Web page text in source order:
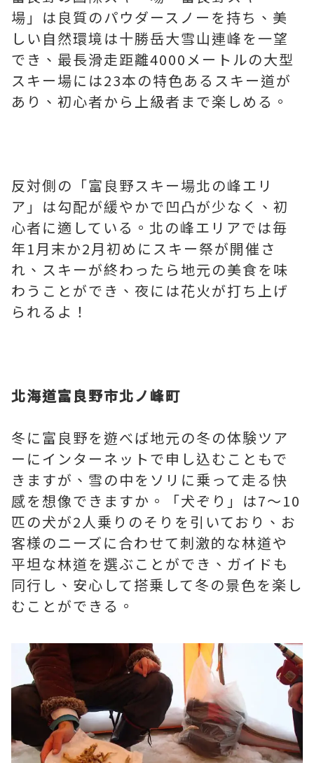
場」は良質のパウダースノーを持ち、美
しい自然環境は十勝岳大雪山連峰を一望
でき、最長滑走距離4000メートルの大型
スキー場には23本の特色あるスキー道が
あり、初心者から上級者まで楽しめる。
反対側の「富良野スキー場北の峰エリ
ア」は勾配が緩やかで凹凸が少なく、初
心者に適している。北の峰エリアでは毎
年1月末か2月初めにスキー祭が開催さ
れ、スキーが終わったら地元の美食を味
わうことができ、夜には花火が打ち上げ
られるよ！
北海道富良野市北ノ峰町
冬に富良野を遊べば地元の冬の体験ツア
ーにインターネットで申し込むこともで
きますが、雪の中をソリに乗って走る快
感を想像できますか。「犬ぞり」は7～10
匹の犬が2人乗りのそりを引いており、お
客様のニーズに合わせて刺激的な林道や
平坦な林道を選ぶことができ、ガイドも
同行し、安心して搭乗して冬の景色を楽し
むことができる。